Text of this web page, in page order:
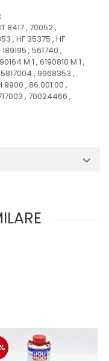
8417 , 70052 ,
, HF 35375 , HF
, 561740 ,
M 1 , 6190810 M 1 ,
, 9968353 ,
9900 , 86.001.00 ,
, 70024466 ,